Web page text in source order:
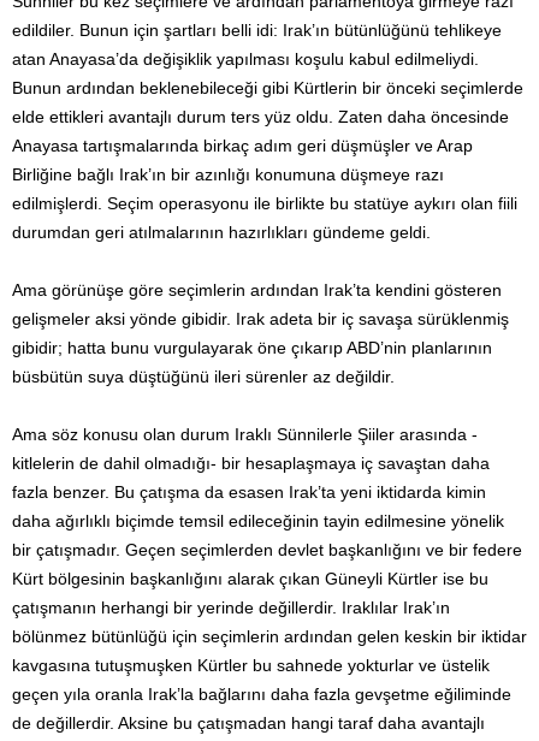
edildiler. Bunun için şartları belli idi: Irak’ın bütünlüğünü tehlikeye
atan Anayasa’da değişiklik yapılması koşulu kabul edilmeliydi.
Bunun ardından beklenebileceği gibi Kürtlerin bir önceki seçimlerde
elde ettikleri avantajlı durum ters yüz oldu. Zaten daha öncesinde
Anayasa tartışmalarında birkaç adım geri düşmüşler ve Arap
Birliğine bağlı Irak’ın bir azınlığı konumuna düşmeye razı
edilmişlerdi. Seçim operasyonu ile birlikte bu statüye aykırı olan fiili
durumdan geri atılmalarının hazırlıkları gündeme geldi.
Ama görünüşe göre seçimlerin ardından Irak’ta kendini gösteren
gelişmeler aksi yönde gibidir. Irak adeta bir iç savaşa sürüklenmiş
gibidir; hatta bunu vurgulayarak öne çıkarıp ABD’nin planlarının
büsbütün suya düştüğünü ileri sürenler az değildir.
Ama söz konusu olan durum Iraklı Sünnilerle Şiiler arasında -
kitlelerin de dahil olmadığı- bir hesaplaşmaya iç savaştan daha
fazla benzer. Bu çatışma da esasen Irak’ta yeni iktidarda kimin
daha ağırlıklı biçimde temsil edileceğinin tayin edilmesine yönelik
bir çatışmadır. Geçen seçimlerden devlet başkanlığını ve bir federe
Kürt bölgesinin başkanlığını alarak çıkan Güneyli Kürtler ise bu
çatışmanın herhangi bir yerinde değillerdir. Iraklılar Irak’ın
bölünmez bütünlüğü için seçimlerin ardından gelen keskin bir iktidar
kavgasına tutuşmuşken Kürtler bu sahnede yokturlar ve üstelik
geçen yıla oranla Irak’la bağlarını daha fazla gevşetme eğiliminde
de değillerdir. Aksine bu çatışmadan hangi taraf daha avantajlı